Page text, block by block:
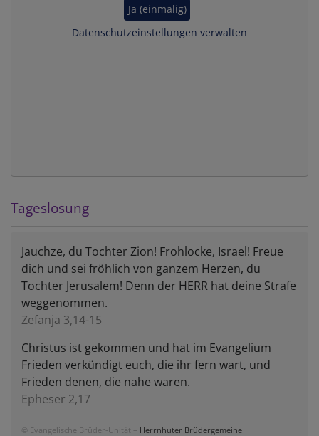
Ja (einmalig)
Datenschutzeinstellungen verwalten
Tageslosung
Jauchze, du Tochter Zion! Frohlocke, Israel! Freue
dich und sei fröhlich von ganzem Herzen, du
Tochter Jerusalem! Denn der HERR hat deine Strafe
weggenommen.
Zefanja 3,14-15
Christus ist gekommen und hat im Evangelium
Frieden verkündigt euch, die ihr fern wart, und
Frieden denen, die nahe waren.
Epheser 2,17
© Evangelische Brüder-Unität – Herrnhuter Brüdergemeine